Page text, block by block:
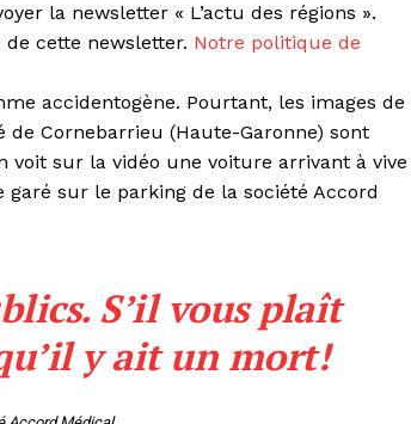
la newsletter « L’actu des régions ».
cette newsletter. Notre politique de
accidentogène. Pourtant, les images de
de Cornebarrieu (Haute-Garonne) sont
voit sur la vidéo une voiture arrivant à vive
sur le parking de la société Accord
S’il vous plaît
y ait un mort!